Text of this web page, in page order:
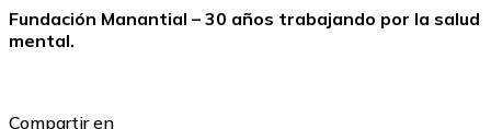
Fundación Manantial – 30 años trabajando por la salud
mental.
Compartir en